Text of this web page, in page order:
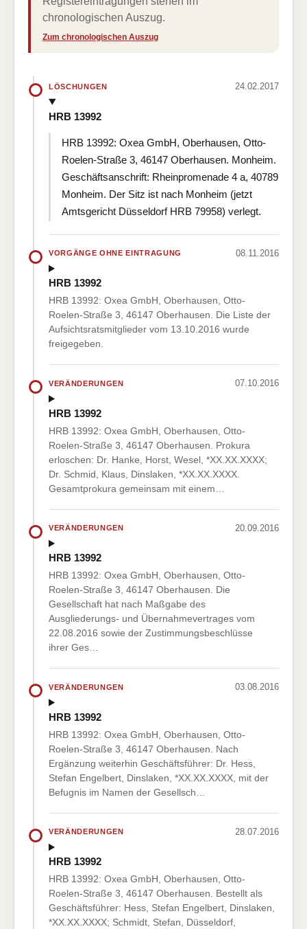
chronologischen Auszug.
Zum chronologischen Auszug
LÖSCHUNGEN 24.02.2017
HRB 13992
HRB 13992: Oxea GmbH, Oberhausen, Otto-
Roelen-Straße 3, 46147 Oberhausen. Monheim.
Geschäftsanschrift: Rheinpromenade 4 a, 40789
Monheim. Der Sitz ist nach Monheim (jetzt
Amtsgericht Düsseldorf HRB 79958) verlegt.
VORGÄNGE OHNE EINTRAGUNG 08.11.2016
HRB 13992
HRB 13992: Oxea GmbH, Oberhausen, Otto-
Roelen-Straße 3, 46147 Oberhausen. Die Liste der
Aufsichtsratsmitglieder vom 13.10.2016 wurde
freigegeben.
VERÄNDERUNGEN 07.10.2016
HRB 13992
HRB 13992: Oxea GmbH, Oberhausen, Otto-
Roelen-Straße 3, 46147 Oberhausen. Prokura
erloschen: Dr. Hanke, Horst, Wesel, *XX.XX.XXXX;
Dr. Schmid, Klaus, Dinslaken, *XX.XX.XXXX.
Gesamtprokura gemeinsam mit einem…
VERÄNDERUNGEN 20.09.2016
HRB 13992
HRB 13992: Oxea GmbH, Oberhausen, Otto-
Roelen-Straße 3, 46147 Oberhausen. Die
Gesellschaft hat nach Maßgabe des
Ausgliederungs- und Übernahmevertrages vom
22.08.2016 sowie der Zustimmungsbeschlüsse
ihrer Ges…
VERÄNDERUNGEN 03.08.2016
HRB 13992
HRB 13992: Oxea GmbH, Oberhausen, Otto-
Roelen-Straße 3, 46147 Oberhausen. Nach
Ergänzung weiterhin Geschäftsführer: Dr. Hess,
Stefan Engelbert, Dinslaken, *XX.XX.XXXX, mit der
Befugnis im Namen der Gesellsch…
VERÄNDERUNGEN 28.07.2016
HRB 13992
HRB 13992: Oxea GmbH, Oberhausen, Otto-
Roelen-Straße 3, 46147 Oberhausen. Bestellt als
Geschäftsführer: Hess, Stefan Engelbert, Dinslaken,
*XX.XX.XXXX; Schmidt, Stefan, Düsseldorf,